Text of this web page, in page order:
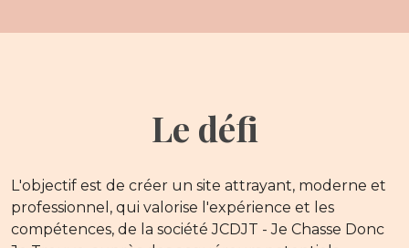
Le défi
L'objectif est de créer un site attrayant, moderne et
professionnel, qui valorise l'expérience et les
compétences, de la société JCDJT - Je Chasse Donc